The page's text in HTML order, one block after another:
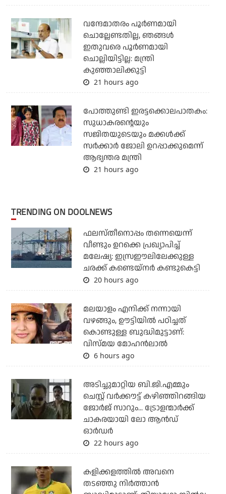
വന്ദേമാതരം പൂര്‍ണമായി
ചൊല്ലേണ്ടതില്ല, ഞങ്ങള്‍
ഇതുവരെ പൂര്‍ണമായി
ചൊല്ലിയിട്ടില്ല: മന്ത്രി
കുഞ്ഞാലിക്കുട്ടി
21 hours ago
പോത്തുണ്ടി ഇരട്ടക്കൊലപാതകം:
സുധാകരന്റെയും
സജിതയുടെയും മക്കള്‍ക്ക്
സര്‍ക്കാര്‍ ജോലി ഉറപ്പാക്കുമെന്ന്
ആഭ്യന്തര മന്ത്രി
21 hours ago
TRENDING ON DOOLNEWS
ഫലസ്തീനൊപ്പം തന്നെയെന്ന്
വീണ്ടും ഉറക്കെ പ്രഖ്യാപിച്ച്
മലേഷ്യ: ഇസ്രഈലിലേക്കുള്ള
ചരക്ക് കണ്ടെയ്‌നര്‍ കണ്ടുകെട്ടി
20 hours ago
മലയാളം എനിക്ക് നന്നായി
വഴങ്ങും, ഊട്ടിയില്‍ പഠിച്ചത്
കൊണ്ടുള്ള ബുദ്ധിമുട്ടാണ്:
വിസ്മയ മോഹന്‍ലാല്‍
6 hours ago
അടിച്ചുമാറ്റിയ ബി.ജി.എമ്മും
ചെസ്റ്റ് വര്‍ക്കൗട്ട് കഴിഞ്ഞിറങ്ങിയ
ജോര്‍ജ് സാറും... ട്രോളന്മാര്‍ക്ക്
ചാകരയായി ലോ ആന്‍ഡ്
ഓര്‍ഡര്‍
22 hours ago
കളിക്കളത്തില്‍ അവനെ
തടഞ്ഞു നിര്‍ത്താന്‍